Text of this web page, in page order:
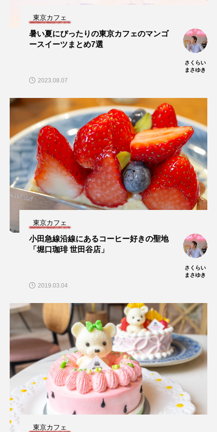
東京カフェ
暑い夏にぴったりの東京カフェのマンゴ
ースイーツまとめ7選
さくらい
まさゆき
2023.08.07
東京カフェ
小田急線沿線にあるコーヒー好きの聖地
「堀口珈琲 世田谷店」
さくらい
まさゆき
2019.03.04
東京カフェ